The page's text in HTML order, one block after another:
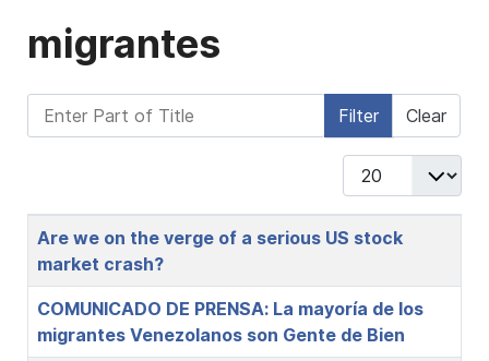
migrantes
Enter Part of Title Filter Clear
Display #
Title
Are we on the verge of a serious US stock
market crash?
COMUNICADO DE PRENSA: La mayoría de los
migrantes Venezolanos son Gente de Bien